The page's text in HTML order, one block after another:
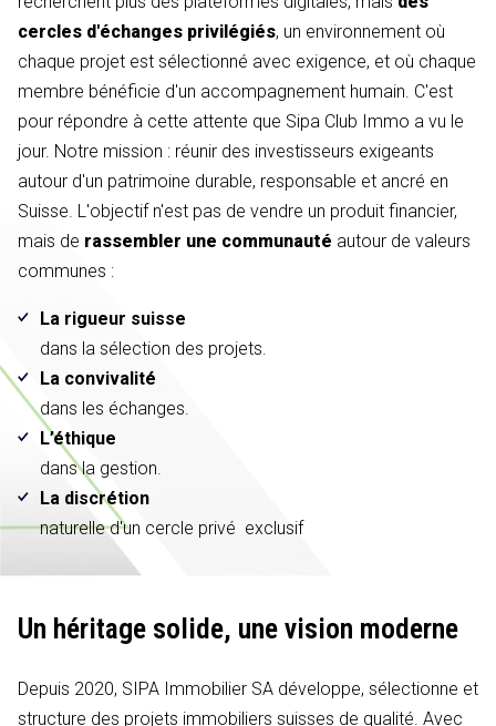
cercles d'échanges privilégiés, un environnement où
chaque projet est sélectionné avec exigence, et où chaque
membre bénéficie d'un accompagnement humain. C'est
pour répondre à cette attente que Sipa Club Immo a vu le
jour. Notre mission : réunir des investisseurs exigeants
autour d'un patrimoine durable, responsable et ancré en
Suisse. L'objectif n'est pas de vendre un produit financier,
mais de rassembler une communauté autour de valeurs
communes :
La rigueur suisse
dans la sélection des projets.
La convivalité
dans les échanges.
L’éthique
dans la gestion.
La discrétion
naturelle d'un cercle privé exclusif
Un héritage solide, une vision moderne
Depuis 2020, SIPA Immobilier SA développe, sélectionne et
structure des projets immobiliers suisses de qualité. Avec